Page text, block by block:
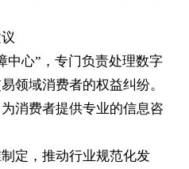
中心”，专门负责处理数字
领域消费者的权益纠纷。
消费者提供专业的信息咨
定，推动行业规范化发